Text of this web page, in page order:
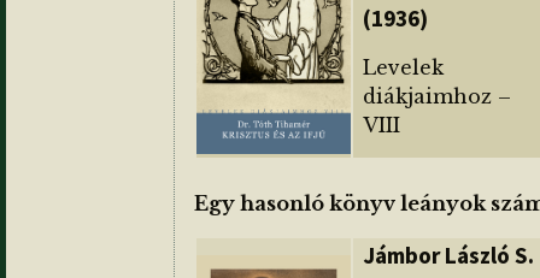
(1936)
Levelek
diákjaimhoz –
VIII
Egy hasonló könyv leányok
Jámbor László S.